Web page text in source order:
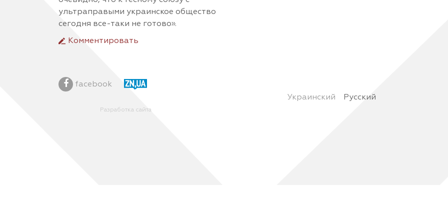
ультраправыми украинское общество
сегодня все-таки не готово».
Комментировать
facebook
Украинский
Русский
Разработка сайта